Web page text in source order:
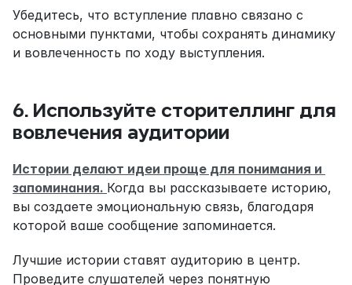
Убедитесь, что вступление плавно связано с
основными пунктами, чтобы сохранять динамику
и вовлеченность по ходу выступления.
6. Используйте сторителлинг для
вовлечения аудитории
Истории делают идеи проще для понимания и
запоминания. Когда вы рассказываете историю,
вы создаете эмоциональную связь, благодаря
которой ваше сообщение запоминается.
Лучшие истории ставят аудиторию в центр.
Проведите слушателей через понятную